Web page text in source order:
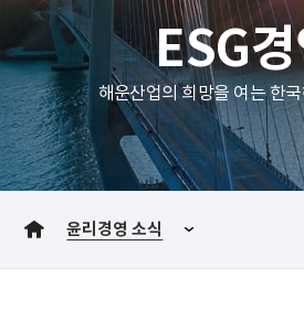
ESG
해운산업의 희망을 여는 한
윤리경영 소식